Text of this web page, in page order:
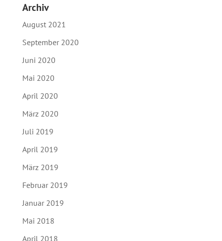
Archiv
August 2021
September 2020
Juni 2020
Mai 2020
April 2020
März 2020
Juli 2019
April 2019
März 2019
Februar 2019
Januar 2019
Mai 2018
April 2018